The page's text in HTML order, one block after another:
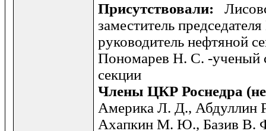
Присутствовали:
заместитель
руководитель нефтяной
Пономарев Н. С. -ученый
секции
Члены ЦКР Роснедра (
Амери­ка Л. Д., Абдуллин
Ахапкин М. Ю., Базив В.